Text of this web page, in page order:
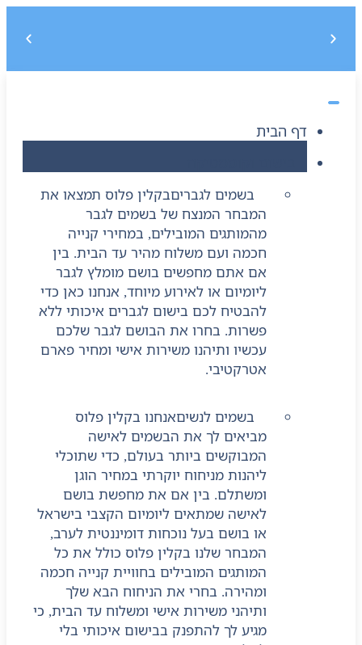
משלוח חינם בקנייה מעל 299 ₪, לא כולל בישום
דף הבית
בשמים לגבריםבקלין פלוס תמצאו את
המבחר המנצח של בשמים לגבר
מהמותגים המובילים, במחירי קנייה
חכמה ועם משלוח מהיר עד הבית. בין
אם אתם מחפשים בושם מומלץ לגבר
ליומיום או לאירוע מיוחד, אנחנו כאן כדי
להבטיח לכם בישום לגברים איכותי ללא
פשרות. בחרו את הבושם לגבר שלכם
עכשיו ותיהנו משירות אישי ומחיר פארם
אטרקטיבי.
בשמים לנשיםאנחנו בקלין פלוס
מביאים לך את הבשמים לאישה
המבוקשים ביותר בעולם, כדי שתוכלי
ליהנות מניחוח יוקרתי במחיר הוגן
ומשתלם. בין אם את מחפשת בושם
לאישה שמתאים ליומיום הקצבי בישראל
או בושם בעל נוכחות דומיננטית לערב,
המבחר שלנו בקלין פלוס כולל את כל
המותגים המובילים בחוויית קנייה חכמה
ומהירה. בחרי את הניחוח הבא שלך
ותיהני משירות אישי ומשלוח עד הבית, כי
מגיע לך להתפנק בבישום איכותי בלי